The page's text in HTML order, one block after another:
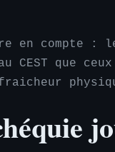
en compte :
CEST que